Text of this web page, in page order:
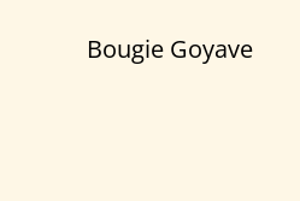
Bougie Goyave